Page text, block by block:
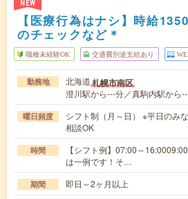
NEW
【医療行為はナシ】時給
のチェックなど＊
職種未経験OK 交通費別途支給あり
勤務地 北海道札幌市南区
澄川駅から---分／真駒内駅から
曜日頻度
シフト制（月～日） ※平日のみ
相談OK
時間
【シフト例】07:00～
は一例です！そ…
期間 即日～2ヶ月以上